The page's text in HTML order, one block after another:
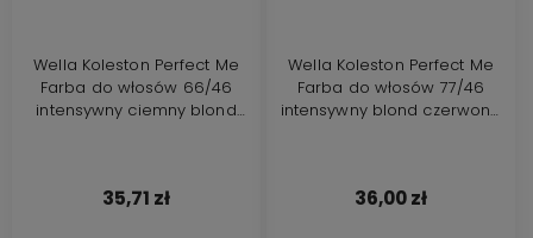
Wella Koleston Perfect Me
Farba do włosów 66/46
intensywny ciemny blond
35,71 zł
Wella Koleston Perfect Me
Farba do włosów 77/46
intensywny blond czerwono
36,00 zł